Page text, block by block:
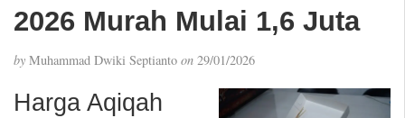
t
2026 Murah Mulai 1,6 Juta
by Muhammad Dwiki Septianto on 29/01/2026
Harga Aqiqah